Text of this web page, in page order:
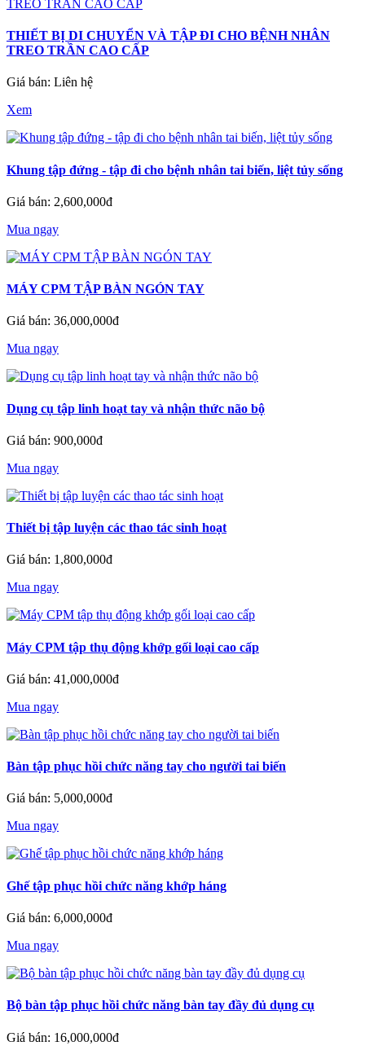
THIẾT BỊ DI CHUYỂN VÀ TẬP ĐI CHO BỆNH NHÂN
TREO TRẦN CAO CẤP
Giá bán: Liên hệ
Xem
Khung tập đứng - tập đi cho bệnh nhân tai biến, liệt tủy sống
Giá bán: 2,600,000đ
Mua ngay
MÁY CPM TẬP BÀN NGÓN TAY
Giá bán: 36,000,000đ
Mua ngay
Dụng cụ tập linh hoạt tay và nhận thức não bộ
Giá bán: 900,000đ
Mua ngay
Thiết bị tập luyện các thao tác sinh hoạt
Giá bán: 1,800,000đ
Mua ngay
Máy CPM tập thụ động khớp gối loại cao cấp
Giá bán: 41,000,000đ
Mua ngay
Bàn tập phục hồi chức năng tay cho người tai biến
Giá bán: 5,000,000đ
Mua ngay
Ghế tập phục hồi chức năng khớp háng
Giá bán: 6,000,000đ
Mua ngay
Bộ bàn tập phục hồi chức năng bàn tay đầy đủ dụng cụ
Giá bán: 16,000,000đ